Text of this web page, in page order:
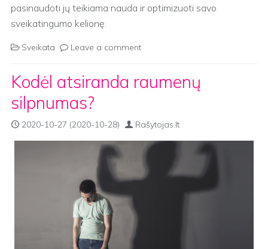
pasinaudoti jų teikiama nauda ir optimizuoti savo
sveikatingumo kelionę.
Sveikata Leave a comment
Kodėl atsiranda raumenų
silpnumas?
2020-10-27 (2020-10-28) Rašytojas.lt